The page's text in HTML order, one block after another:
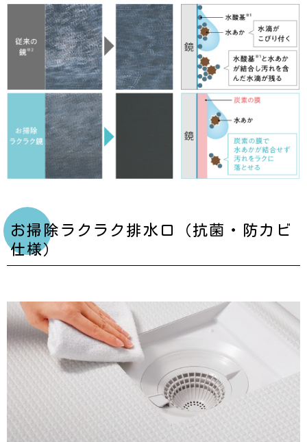
お掃除ラクラク排水口（抗菌・防カビ
仕様）